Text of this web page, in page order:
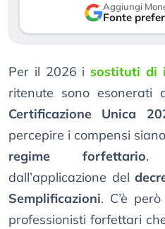
Aggiungi
Fonte
Per il 2026 i sostituti di
ritenute sono esonerati
Certificazione Unica
percepire i compensi siano
regime forfettario.
dall’applicazione del
Semplificazioni. C’è
professionisti forfettari